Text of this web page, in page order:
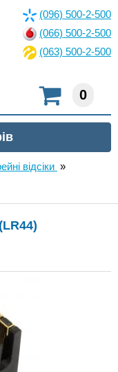
(096) 500-2-500
(066) 500-2-500
(063) 500-2-500
0
відсіки »